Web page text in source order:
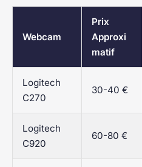
Webcam
Prix
Approxi
matif
Logitech
C270
30-40 €
Logitech
C920
60-80 €